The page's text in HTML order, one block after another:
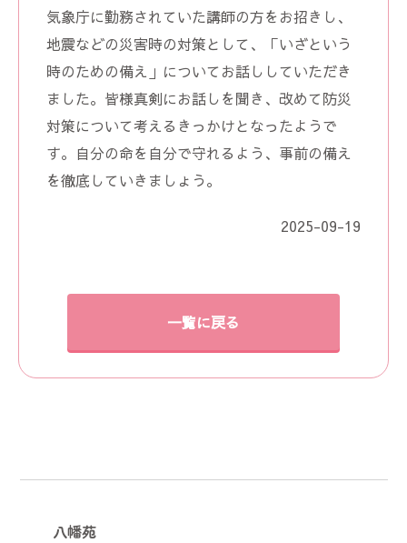
気象庁に勤務されていた講師の方をお招きし、
地震などの災害時の対策として、「いざという
時のための備え」についてお話ししていただき
ました。皆様真剣にお話しを聞き、改めて防災
対策について考えるきっかけとなったようで
す。自分の命を自分で守れるよう、事前の備え
を徹底していきましょう。
2025-09-19
一覧に戻る
八幡苑